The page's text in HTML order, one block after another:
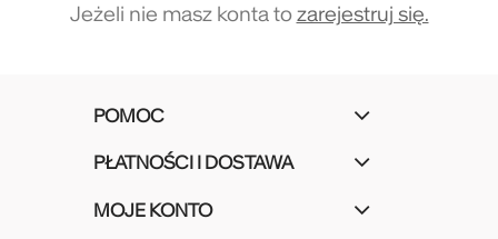
Jeżeli nie masz konta tozarejestruj się.
POMOC
PŁATNOŚCI I DOSTAWA
MOJE KONTO